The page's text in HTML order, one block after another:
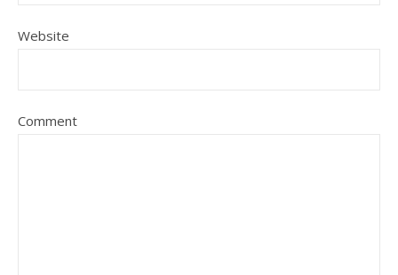
Website
Comment